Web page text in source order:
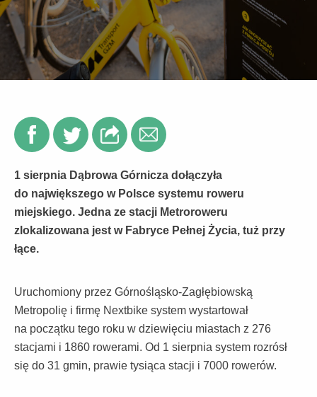
1 sierpnia Dąbrowa Górnicza dołączyła
do największego w Polsce systemu roweru
miejskiego. Jedna ze stacji Metroroweru
zlokalizowana jest w Fabryce Pełnej Życia, tuż przy
łące.
Uruchomiony przez Górnośląsko-Zagłębiowską
Metropolię i firmę Nextbike system wystartował
na początku tego roku w dziewięciu miastach z 276
stacjami i 1860 rowerami. Od 1 sierpnia system rozrósł
się do 31 gmin, prawie tysiąca stacji i 7000 rowerów.